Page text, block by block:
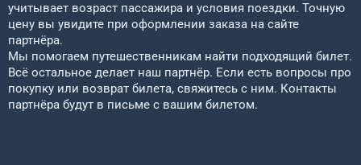
учитывает возраст пассажира и условия поездки. Точную
цену вы увидите при оформлении заказа на сайте
партнёра.
Мы помогаем путешественникам найти подходящий билет.
Всё остальное делает наш партнёр. Если есть вопросы про
покупку или возврат билета, свяжитесь с ним. Контакты
партнёра будут в письме с вашим билетом.